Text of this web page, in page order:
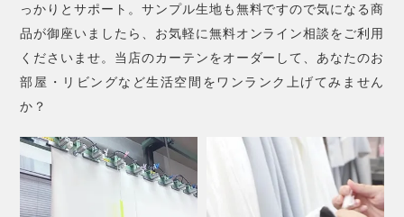
っかりとサポート。サンプル生地も無料ですので気になる商
品が御座いましたら、お気軽に無料オンライン相談をご利用
くださいませ。当店のカーテンをオーダーして、あなたのお
部屋・リビングなど生活空間をワンランク上げてみません
か？